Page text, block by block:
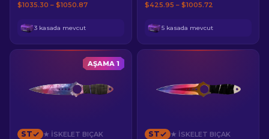
$1035.30 – $1050.87
3 kasada mevcut
$425.95 – $1005.72
5 kasada mevcut
AŞAMA 1
ST ★ İSKELET BIÇAK ST ★ İSKELET BIÇAK